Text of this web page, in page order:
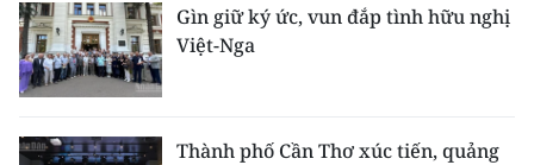
Gìn giữ ký ức, vun đắp tình hữu nghị
Việt-Nga
Thành phố Cần Thơ xúc tiến, quảng